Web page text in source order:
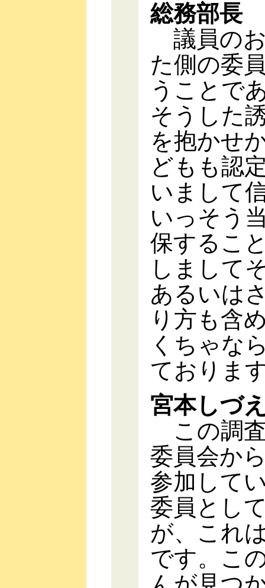
総務部長
議員の
た側の委
うことで
そうした
を抱かせ
どもも認
いまして
いっそう
保するこ
しまして
あるいは
り方も含
くちゃな
ておりま
宮本しづ
この調
委員会か
参加して
委員とし
が、これ
です。こ